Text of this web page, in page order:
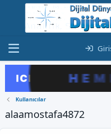
Kullanıcılar
alaamostafa4872